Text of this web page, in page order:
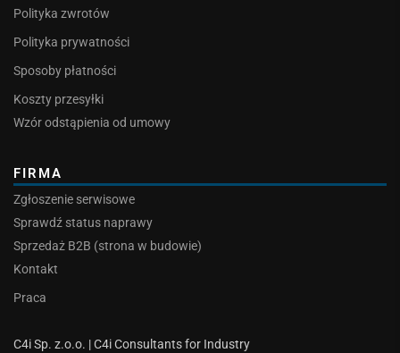
Polityka zwrotów
Polityka prywatności
Sposoby płatności
Koszty przesyłki
Wzór odstąpienia od umowy
FIRMA
Zgłoszenie serwisowe
Sprawdź status naprawy
Sprzedaż B2B (strona w budowie)
Kontakt
Praca
C4i Sp. z.o.o. | C4i Consultants for Industry